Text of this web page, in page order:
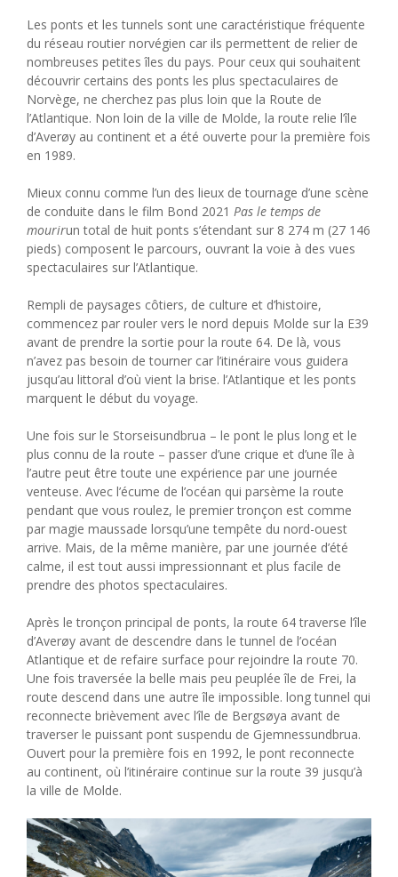
Les ponts et les tunnels sont une caractéristique fréquente
du réseau routier norvégien car ils permettent de relier de
nombreuses petites îles du pays. Pour ceux qui souhaitent
découvrir certains des ponts les plus spectaculaires de
Norvège, ne cherchez pas plus loin que la Route de
l’Atlantique. Non loin de la ville de Molde, la route relie l’île
d’Averøy au continent et a été ouverte pour la première fois
en 1989.
Mieux connu comme l’un des lieux de tournage d’une scène
de conduite dans le film Bond 2021 Pas le temps de
mourirun total de huit ponts s’étendant sur 8 274 m (27 146
pieds) composent le parcours, ouvrant la voie à des vues
spectaculaires sur l’Atlantique.
Rempli de paysages côtiers, de culture et d’histoire,
commencez par rouler vers le nord depuis Molde sur la E39
avant de prendre la sortie pour la route 64. De là, vous
n’avez pas besoin de tourner car l’itinéraire vous guidera
jusqu’au littoral d’où vient la brise. l’Atlantique et les ponts
marquent le début du voyage.
Une fois sur le Storseisundbrua – le pont le plus long et le
plus connu de la route – passer d’une crique et d’une île à
l’autre peut être toute une expérience par une journée
venteuse. Avec l’écume de l’océan qui parsème la route
pendant que vous roulez, le premier tronçon est comme
par magie maussade lorsqu’une tempête du nord-ouest
arrive. Mais, de la même manière, par une journée d’été
calme, il est tout aussi impressionnant et plus facile de
prendre des photos spectaculaires.
Après le tronçon principal de ponts, la route 64 traverse l’île
d’Averøy avant de descendre dans le tunnel de l’océan
Atlantique et de refaire surface pour rejoindre la route 70.
Une fois traversée la belle mais peu peuplée île de Frei, la
route descend dans une autre île impossible. long tunnel qui
reconnecte brièvement avec l’île de Bergsøya avant de
traverser le puissant pont suspendu de Gjemnessundbrua.
Ouvert pour la première fois en 1992, le pont reconnecte
au continent, où l’itinéraire continue sur la route 39 jusqu’à
la ville de Molde.